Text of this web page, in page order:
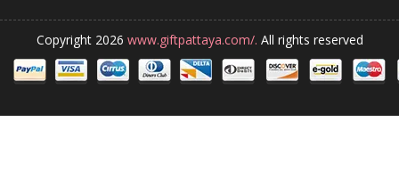
Copyright 2026 www.giftpattaya.com/. All rights reserved